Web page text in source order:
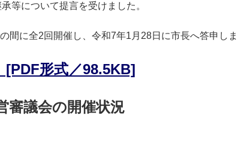
等について提言を受けました。
間に全2回開催し、令和7年1月28日に市長へ答申し
[PDF形式／98.5KB]
審議会の開催状況